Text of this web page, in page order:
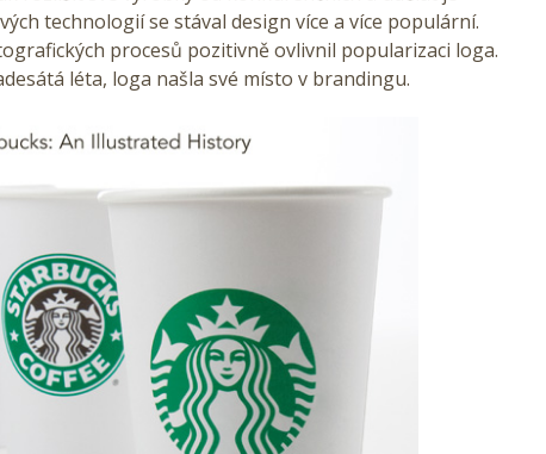
technologií se stával design více a více populární.
procesů pozitivně ovlivnil popularizaci loga.
léta, loga našla své místo v brandingu.